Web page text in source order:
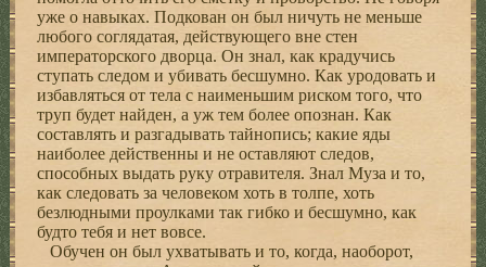
уже о навыках. Подкован он был ничуть не меньше
любого соглядатая, действующего вне стен
императорского дворца. Он знал, как крадучись
ступать следом и убивать бесшумно. Как уродовать и
избавляться от тела с наименьшим риском того, что
труп будет найден, а уж тем более опознан. Как
составлять и разгадывать тайнопись; какие яды
наиболее действенны и не оставляют следов,
способных выдать руку отравителя. Знал Муза и то,
как следовать за человеком хоть в толпе, хоть
безлюдными проулками так гибко и бесшумно, как
будто тебя и нет вовсе.
Обучен он был ухватывать и то, когда, наоборот,